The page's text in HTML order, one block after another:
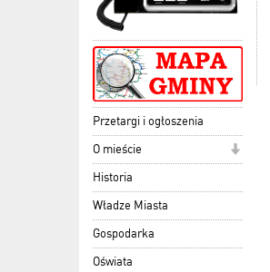
Przetargi i ogłoszenia
O mieście
Historia
Władze Miasta
Gospodarka
Oświata